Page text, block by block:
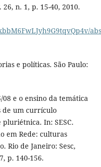
n. 1, p. 15-40, 2010.
e políticas. São Paulo:
08 e o ensino da temática
de um currículo
In: SESC.
em Rede: culturas
Rio de Janeiro: Sesc,
p. 140-156.